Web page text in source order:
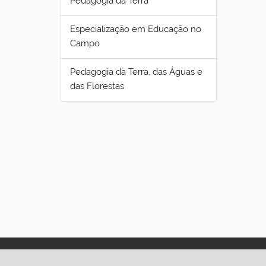
Especialização em Educação no
Campo
Pedagogia da Terra, das Águas e
das Florestas